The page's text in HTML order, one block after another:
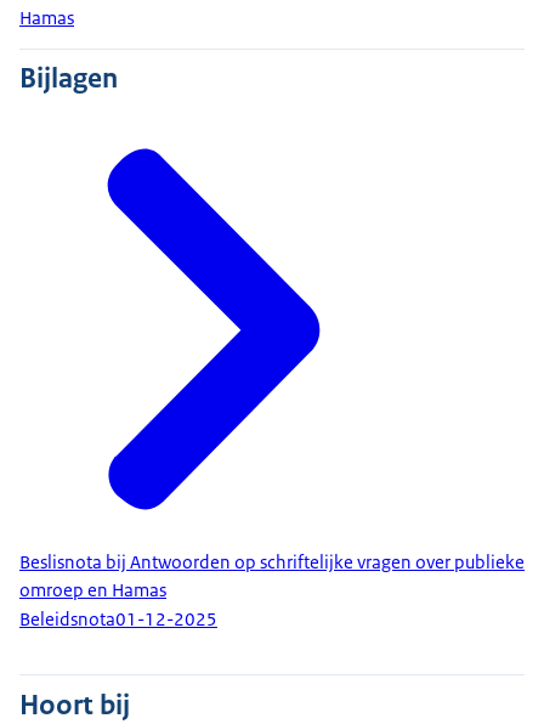
Hamas
Bijlagen
Beslisnota bij Antwoorden op schriftelijke vragen over publieke
omroep en Hamas
Beleidsnota01-12-2025
Hoort bij